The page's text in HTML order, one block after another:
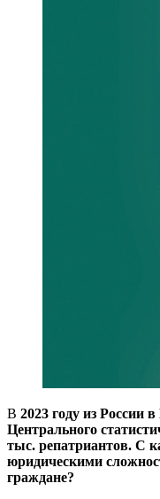
В 2023 году из России
Центрального
тыс. репатриантов. С
юридическими
граждане?